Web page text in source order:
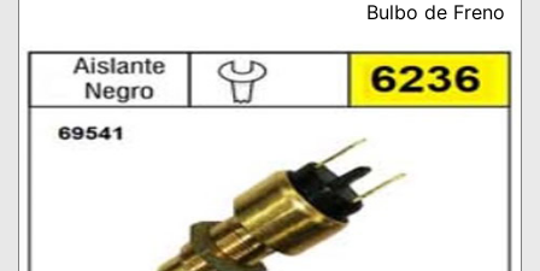
Bulbo de Freno